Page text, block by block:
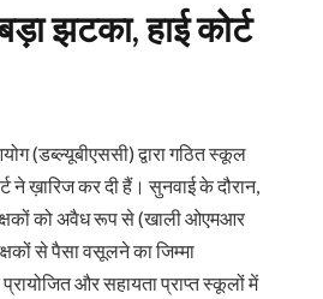
झटका, हाई कोर्ट
(डब्ल्यूबीएससी) द्वारा गठित स्कूल
ने ख़ारिज कर दी हैं। सुनवाई के दौरान,
को अवैध रूप से (खाली ओएमआर
से पैसा वसूलने का जिम्मा
प्रायोजित और सहायता प्राप्त स्कूलों में